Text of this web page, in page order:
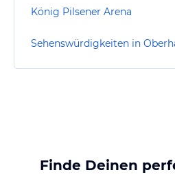
König Pilsener Arena
Sehenswürdigkeiten in
Finde Deinen